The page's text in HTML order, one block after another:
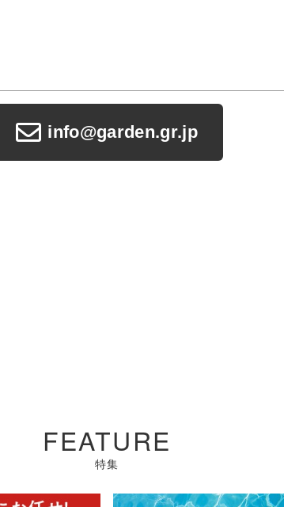
info@garden.gr.jp
FEATURE
特集